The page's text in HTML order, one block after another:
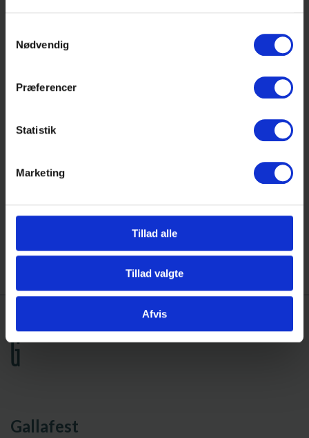
Nødvendig
Præferencer
Statistik
Marketing
Tillad alle
Tillad valgte
Afvis
Fordybelsestid
Forsikring
Fravær
Dit fravær registreres dagligt – læs
mere.
G
Gallafest